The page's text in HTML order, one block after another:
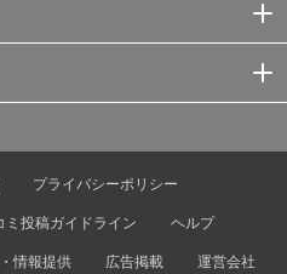
プライバシーポリシー
ミ投稿ガイドライン
ヘルプ
情報提供 広告掲載 運営会社